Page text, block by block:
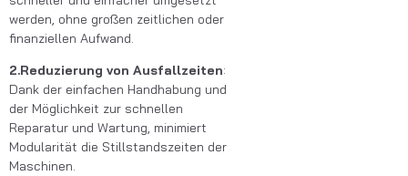
werden, ohne großen zeitlichen oder
finanziellen Aufwand.
2.Reduzierung von Ausfallzeiten:
Dank der einfachen Handhabung und
der Möglichkeit zur schnellen
Reparatur und Wartung, minimiert
Modularität die Stillstandszeiten der
Maschinen.